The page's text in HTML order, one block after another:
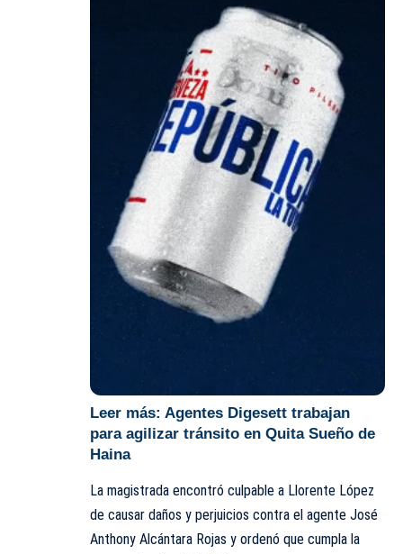
Leer más: Agentes Digesett trabajan
para agilizar tránsito en Quita Sueño de
Haina
La magistrada encontró culpable a Llorente López
de causar daños y perjuicios contra el agente José
Anthony Alcántara Rojas y ordenó que cumpla la